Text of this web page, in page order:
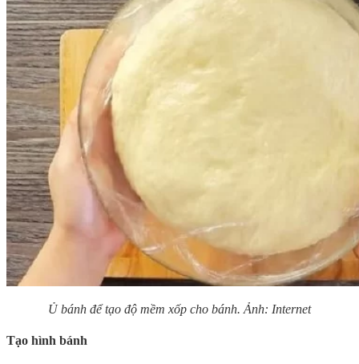
Ủ bánh để tạo độ mềm xốp cho bánh. Ảnh: Internet
Tạo hình bánh